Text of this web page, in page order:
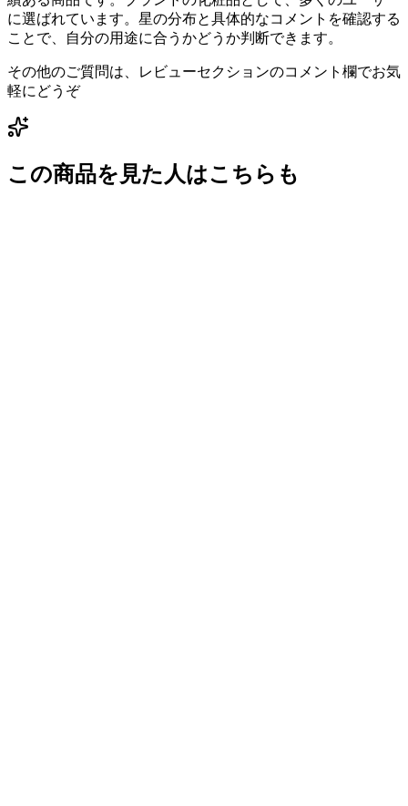
に選ばれています。星の分布と具体的なコメントを確認する
ことで、自分の用途に合うかどうか判断できます。
その他のご質問は、レビューセクションのコメント欄でお気
軽にどうぞ
この商品を見た人はこちらも